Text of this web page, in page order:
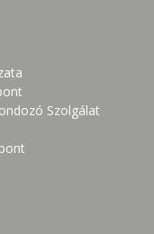
Szolgálat